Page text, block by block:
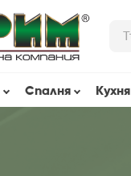
Спалня Кухня